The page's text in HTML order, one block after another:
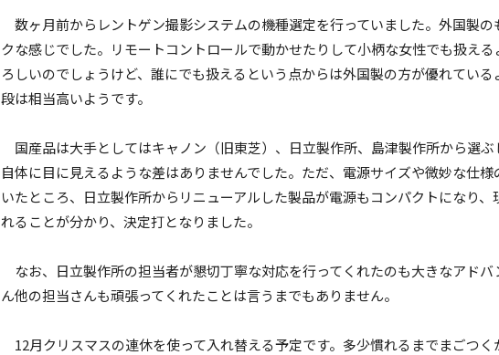
数ヶ月前からレントゲン撮影システムの機種選定を行っていました。外国製の
クな感じでした。リモートコントロールで動かせたりして小柄な女性でも扱え
ろしいのでしょうけど、誰にでも扱えるという点からは外国製の方が優れてい
段は相当高いようです。
国産品は大手としてはキャノン（旧東芝）、日立製作所、島津製作所から選
自体に目に見えるような差はありませんでした。ただ、電源サイズや微妙な仕
いたところ、日立製作所からリニューアルした製品が電源もコンパクトになり
れることが分かり、決定打となりました。
なお、日立製作所の担当者が懇切丁寧な対応を行ってくれたのも大きなアド
ん他の担当さんも頑張ってくれたことは言うまでもありません。
12月クリスマスの連休を使って入れ替える予定です。多少慣れるまでまごつ